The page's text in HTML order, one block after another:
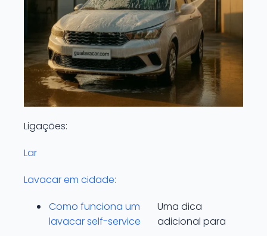
Ligações:
Lar
Lavacar em cidade:
Como funciona um
lavacar self-service
Uma dica
adicional para